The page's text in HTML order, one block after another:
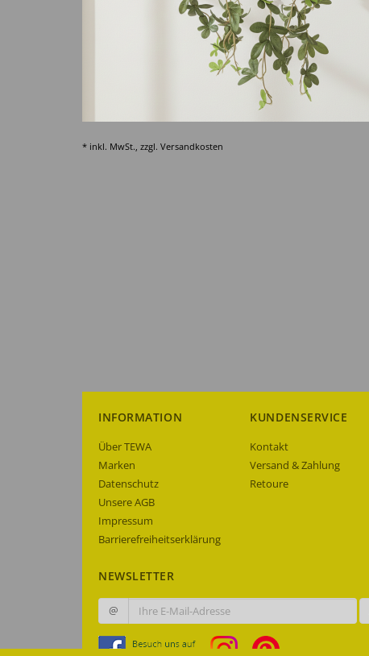
* inkl. MwSt., zzgl. Versandkosten
INFORMATION
Über TEWA
Marken
Datenschutz
Unsere AGB
Impressum
Barrierefreiheitserklärung
KUNDENSERVICE
Kontakt
Versand & Zahlung
Retoure
NEWSLETTER
@